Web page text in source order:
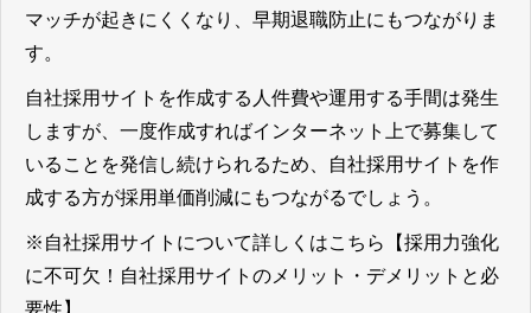
マッチが起きにくくなり、早期退職防止にもつながりま
す。
自社採用サイトを作成する人件費や運用する手間は発生
しますが、一度作成すればインターネット上で募集して
いることを発信し続けられるため、自社採用サイトを作
成する方が採用単価削減にもつながるでしょう。
※自社採用サイトについて詳しくはこちら
【採用力強化
に不可欠！自社採用サイトのメリット・デメリットと必